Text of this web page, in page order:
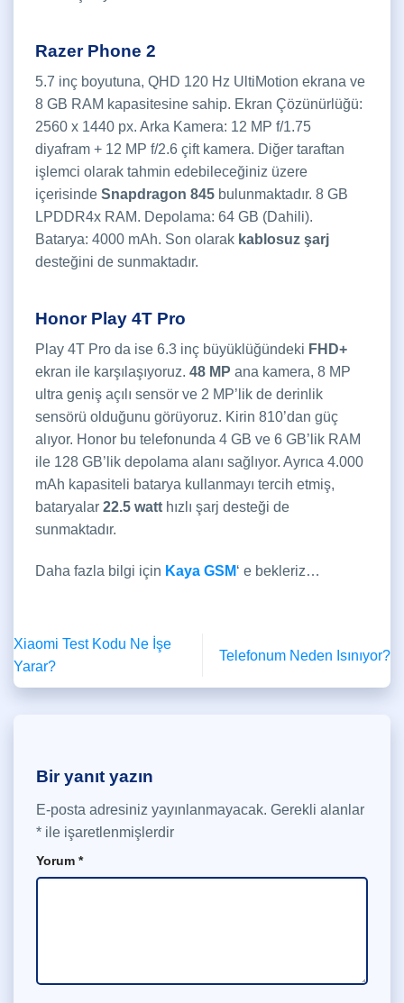
Razer Phone 2
5.7 inç boyutuna, QHD 120 Hz UltiMotion ekrana ve
8 GB RAM kapasitesine sahip. Ekran Çözünürlüğü:
2560 x 1440 px. Arka Kamera: 12 MP f/1.75
diyafram + 12 MP f/2.6 çift kamera. Diğer taraftan
işlemci olarak tahmin edebileceğiniz üzere
içerisinde Snapdragon 845 bulunmaktadır. 8 GB
LPDDR4x RAM. Depolama: 64 GB (Dahili).
Batarya: 4000 mAh. Son olarak kablosuz şarj
desteğini de sunmaktadır.
Honor Play 4T Pro
Play 4T Pro da ise 6.3 inç büyüklüğündeki FHD+
ekran ile karşılaşıyoruz. 48 MP ana kamera, 8 MP
ultra geniş açılı sensör ve 2 MP’lik de derinlik
sensörü olduğunu görüyoruz. Kirin 810’dan güç
alıyor. Honor bu telefonunda 4 GB ve 6 GB’lik RAM
ile 128 GB’lik depolama alanı sağlıyor. Ayrıca 4.000
mAh kapasiteli batarya kullanmayı tercih etmiş,
bataryalar 22.5 watt hızlı şarj desteği de
sunmaktadır.
Daha fazla bilgi için Kaya GSM‘ e bekleriz…
Xiaomi Test Kodu Ne İşe
Yarar?
Telefonum Neden Isınıyor?
Bir yanıt yazın
E-posta adresiniz yayınlanmayacak. Gerekli alanlar
* ile işaretlenmişlerdir
Yorum *